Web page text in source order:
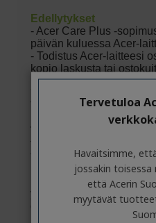
Tervetuloa
Havaitsimme,
jossakin toisessa
että Acerin
myytävät